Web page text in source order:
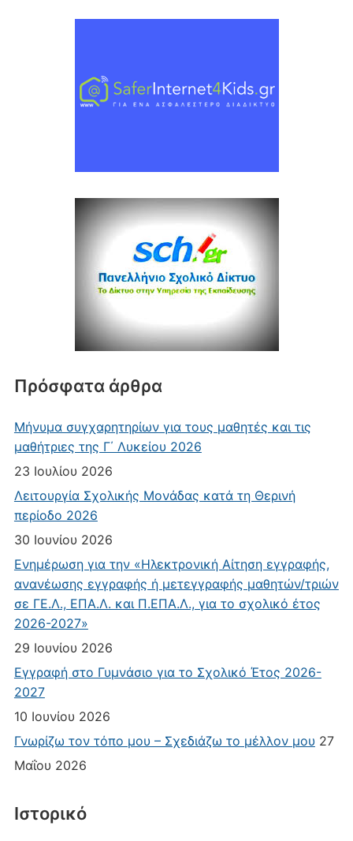
Πρόσφατα άρθρα
Μήνυμα συγχαρητηρίων για τους μαθητές και τις
μαθήτριες της Γ΄ Λυκείου 2026
23 Ιουλίου 2026
Λειτουργία Σχολικής Μονάδας κατά τη Θερινή
περίοδο 2026
30 Ιουνίου 2026
Ενημέρωση για την «Ηλεκτρονική Αίτηση εγγραφής,
ανανέωσης εγγραφής ή μετεγγραφής μαθητών/τριών
σε ΓΕ.Λ., ΕΠΑ.Λ. και Π.ΕΠΑ.Λ., για το σχολικό έτος
2026-2027»
29 Ιουνίου 2026
Εγγραφή στο Γυμνάσιο για το Σχολικό Έτος 2026-
2027
10 Ιουνίου 2026
Γνωρίζω τον τόπο μου – Σχεδιάζω το μέλλον μου 27
Μαΐου 2026
Ιστορικό